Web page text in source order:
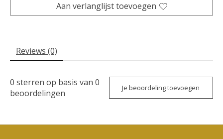
Aan verlanglijst toevoegen
Reviews (0)
0 sterren op basis van 0
beoordelingen
Je beoordeling toevoegen